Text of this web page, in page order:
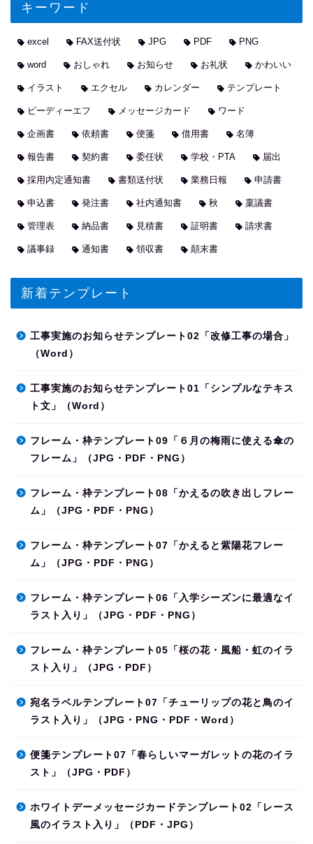
キーワード
excel FAX送付状 JPG PDF PNG
word おしゃれ お知らせ お礼状 かわいい
イラスト エクセル カレンダー テンプレート
ピーディーエフ メッセージカード ワード
企画書 依頼書 便箋 借用書 名簿
報告書 契約書 委任状 学校・PTA 届出
採用内定通知書 書類送付状 業務日報 申請書
申込書 発注書 社内通知書 秋 稟議書
管理表 納品書 見積書 証明書 請求書
議事録 通知書 領収書 顛末書
新着テンプレート
工事実施のお知らせテンプレート02「改修工事の場合」
（Word）
工事実施のお知らせテンプレート01「シンプルなテキス
ト文」（Word）
フレーム・枠テンプレート09「６月の梅雨に使える傘の
フレーム」（JPG・PDF・PNG）
フレーム・枠テンプレート08「かえるの吹き出しフレー
ム」（JPG・PDF・PNG）
フレーム・枠テンプレート07「かえると紫陽花フレー
ム」（JPG・PDF・PNG）
フレーム・枠テンプレート06「入学シーズンに最適なイ
ラスト入り」（JPG・PDF・PNG）
フレーム・枠テンプレート05「桜の花・風船・虹のイラ
スト入り」（JPG・PDF）
宛名ラベルテンプレート07「チューリップの花と鳥のイ
ラスト入り」（JPG・PNG・PDF・Word）
便箋テンプレート07「春らしいマーガレットの花のイラ
スト」（JPG・PDF）
ホワイトデーメッセージカードテンプレート02「レース
風のイラスト入り」（PDF・JPG）